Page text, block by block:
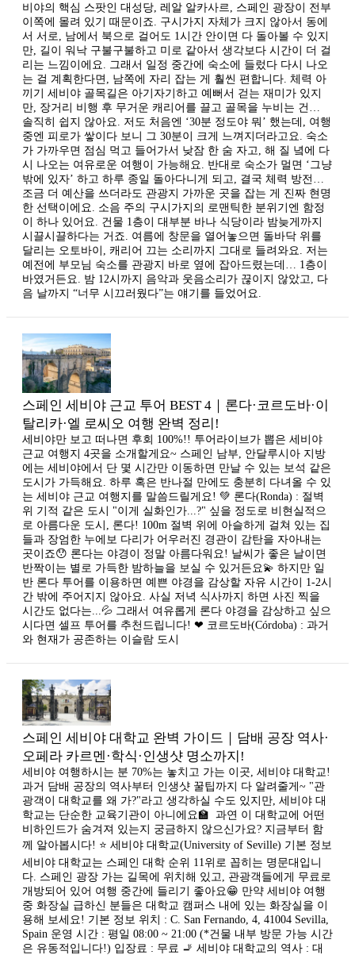
비야의 핵심 스팟인 대성당, 레알 알카사르, 스페인 광장이 전부
이쪽에 몰려 있기 때문이죠. 구시가지 자체가 크지 않아서 동에
서 서로, 남에서 북으로 걸어도 1시간 안이면 다 돌아볼 수 있지
만, 길이 워낙 구불구불하고 미로 같아서 생각보다 시간이 더 걸
리는 느낌이에요. 그래서 일정 중간에 숙소에 들렀다 다시 나오
는 걸 계획한다면, 남쪽에 자리 잡는 게 훨씬 편합니다. 체력 아
끼기 세비야 골목길은 아기자기하고 예뻐서 걷는 재미가 있지
만, 장거리 비행 후 무거운 캐리어를 끌고 골목을 누비는 건…
솔직히 쉽지 않아요. 저도 처음엔 ‘30분 정도야 뭐’ 했는데, 여행
중엔 피로가 쌓이다 보니 그 30분이 크게 느껴지더라고요. 숙소
가 가까우면 점심 먹고 들어가서 낮잠 한 숨 자고, 해 질 녘에 다
시 나오는 여유로운 여행이 가능해요. 반대로 숙소가 멀면 ‘그냥
밖에 있자’ 하고 하루 종일 돌아다니게 되고, 결국 체력 방전…
조금 더 예산을 쓰더라도 관광지 가까운 곳을 잡는 게 진짜 현명
한 선택이에요. 소음 주의 구시가지의 로맨틱한 분위기엔 함정
이 하나 있어요. 건물 1층이 대부분 바나 식당이라 밤늦게까지
시끌시끌하다는 거죠. 여름에 창문을 열어놓으면 돌바닥 위를
달리는 오토바이, 캐리어 끄는 소리까지 그대로 들려와요. 저는
예전에 부모님 숙소를 관광지 바로 옆에 잡아드렸는데… 1층이
바였거든요. 밤 12시까지 음악과 웃음소리가 끊이지 않았고, 다
음 날까지 “너무 시끄러웠다”는 얘기를 들었어요.
스페인 세비야 근교 투어 BEST 4｜론다·코르도바·이
탈리카·엘 로씨오 여행 완벽 정리!
세비야만 보고 떠나면 후회 100%!! 투어라이브가 뽑은 세비야
근교 여행지 4곳을 소개할게요~ 스페인 남부, 안달루시아 지방
에는 세비야에서 단 몇 시간만 이동하면 만날 수 있는 보석 같은
도시가 가득해요. 하루 혹은 반나절 만에도 충분히 다녀올 수 있
는 세비야 근교 여행지를 말씀드릴게요! 💚 론다(Ronda) : 절벽
위 기적 같은 도시 "이게 실화인가...?" 싶을 정도로 비현실적으
로 아름다운 도시, 론다! 100m 절벽 위에 아슬하게 걸쳐 있는 집
들과 장엄한 누에보 다리가 어우러진 경관이 감탄을 자아내는
곳이죠😯 론다는 야경이 정말 아름다워요! 날씨가 좋은 날이면
반짝이는 별로 가득한 밤하늘을 보실 수 있거든요💫 하지만 일
반 론다 투어를 이용하면 예쁜 야경을 감상할 자유 시간이 1-2시
간 밖에 주어지지 않아요. 사실 저녁 식사까지 하면 사진 찍을
시간도 없다는...💦 그래서 여유롭게 론다 야경을 감상하고 싶으
시다면 셀프 투어를 추천드립니다! ❤ 코르도바(Córdoba) : 과거
와 현재가 공존하는 이슬람 도시
스페인 세비야 대학교 완벽 가이드｜담배 공장 역사·
오페라 카르멘·학식·인생샷 명소까지!
세비야 여행하시는 분 70%는 놓치고 가는 이곳, 세비야 대학교!
과거 담배 공장의 역사부터 인생샷 꿀팁까지 다 알려줄게~ "관
광객이 대학교를 왜 가?"라고 생각하실 수도 있지만, 세비야 대
학교는 단순한 교육기관이 아니에요🏫 ​ 과연 이 대학교에 어떤
비하인드가 숨겨져 있는지 궁금하지 않으신가요? 지금부터 함
께 알아봅시다! ⭐ 세비야 대학교(University of Seville) 기본 정보
세비야 대학교는 스페인 대학 순위 11위로 꼽히는 명문대입니
다. 스페인 광장 가는 길목에 위치해 있고, 관광객들에게 무료로
개방되어 있어 여행 중간에 들리기 좋아요😁 만약 세비야 여행
중 화장실 급하신 분들은 대학교 캠퍼스 내에 있는 화장실을 이
용해 보세요! 기본 정보 위치 : C. San Fernando, 4, 41004 Sevilla,
Spain 운영 시간 : 평일 08:00 ~ 21:00 (*건물 내부 방문 가능 시간
은 유동적입니다!) 입장료 : 무료 🚬 세비야 대학교의 역사 : 대